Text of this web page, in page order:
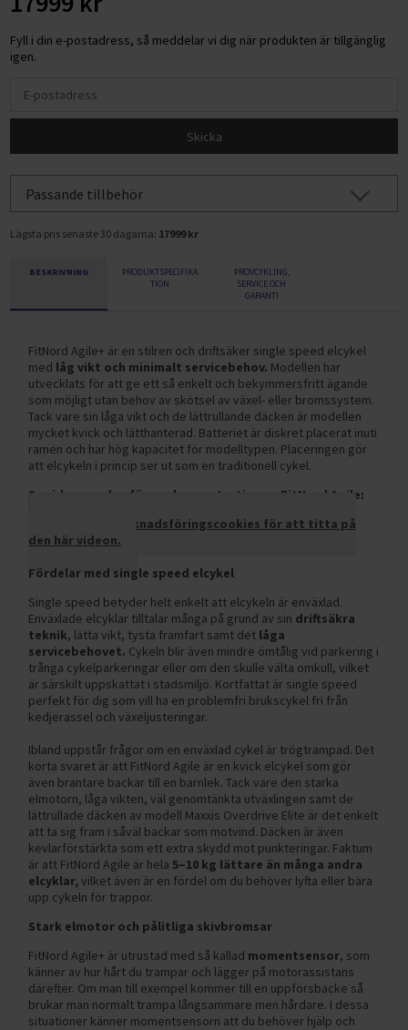
Fyll i din e-postadress, så meddelar vi dig när produkten är tillgänglig
igen.
Skicka
Passande tillbehör
Lägsta pris senaste 30 dagarna: 17999 kr
BESKRIVNING
PRODUKTSPECIFIKA
TION
PROVCYKLING,
SERVICE OCH
GARANTI
FitNord Agile+ är en stilren och driftsäker single speed elcykel
med låg vikt och minimalt servicebehov. Modellen har
utvecklats för att ge ett så enkelt och bekymmersfritt ägande
som möjligt utan behov av skötsel av växel- eller bromssystem.
Tack vare sin låga vikt och de lättrullande däcken är modellen
mycket kvick och lätthanterad. Batteriet är diskret placerat inuti
ramen och har hög kapacitet för modelltypen. Placeringen gör
att elcykeln i princip ser ut som en traditionell cykel.
Se videon nedan för en demonstration av FitNord Agile:
Acceptera marknadsföringscookies för att titta på
den här videon.
Fördelar med single speed elcykel
Single speed betyder helt enkelt att elcykeln är enväxlad.
Enväxlade elcyklar tilltalar många på grund av sin driftsäkra
teknik, lätta vikt, tysta framfart samt det låga
servicebehovet. Cykeln blir även mindre ömtålig vid parkering i
trånga cykelparkeringar eller om den skulle välta omkull, vilket
är särskilt uppskattat i stadsmiljö. Kortfattat är single speed
perfekt för dig som vill ha en problemfri brukscykel fri från
kedjerassel och växeljusteringar.
Ibland uppstår frågor om en enväxlad cykel är trögtrampad. Det
korta svaret är att FitNord Agile är en kvick elcykel som gör
även brantare backar till en barnlek. Tack vare den starka
elmotorn, låga vikten, väl genomtänkta utväxlingen samt de
lättrullade däcken av modell Maxxis Overdrive Elite är det enkelt
att ta sig fram i såväl backar som motvind. Däcken är även
kevlarförstärkta som ett extra skydd mot punkteringar. Faktum
är att FitNord Agile är hela5–10 kg lättare än många andra
elcyklar, vilket även är en fördel om du behöver lyfta eller bära
upp cykeln för trappor.
Stark elmotor och pålitliga skivbromsar
FitNord Agile+ är utrustad med så kallad momentsensor, som
känner av hur hårt du trampar och lägger på motorassistans
därefter. Om man till exempel kommer till en uppförsbacke så
brukar man normalt trampa långsammare men hårdare. I dessa
situationer känner momentsensorn att du behöver hjälp och